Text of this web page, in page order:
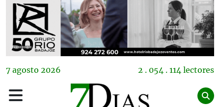
7 agosto 2026 2 . 054 . 114 lectores